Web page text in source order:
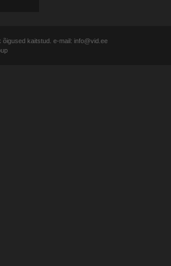
õigused kaitstud. e-mail: info@vid.ee